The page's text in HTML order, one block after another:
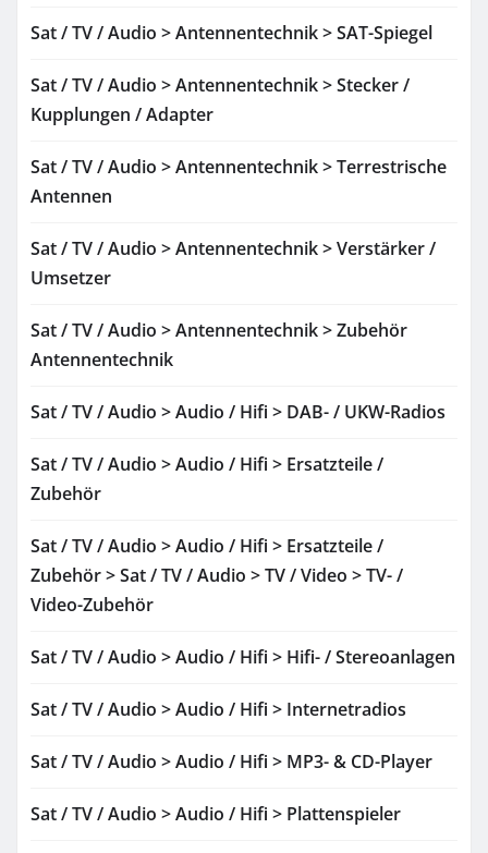
Sat / TV / Audio > Antennentechnik > SAT-Spiegel
Sat / TV / Audio > Antennentechnik > Stecker /
Kupplungen / Adapter
Sat / TV / Audio > Antennentechnik > Terrestrische
Antennen
Sat / TV / Audio > Antennentechnik > Verstärker /
Umsetzer
Sat / TV / Audio > Antennentechnik > Zubehör
Antennentechnik
Sat / TV / Audio > Audio / Hifi > DAB- / UKW-Radios
Sat / TV / Audio > Audio / Hifi > Ersatzteile /
Zubehör
Sat / TV / Audio > Audio / Hifi > Ersatzteile /
Zubehör > Sat / TV / Audio > TV / Video > TV- /
Video-Zubehör
Sat / TV / Audio > Audio / Hifi > Hifi- / Stereoanlagen
Sat / TV / Audio > Audio / Hifi > Internetradios
Sat / TV / Audio > Audio / Hifi > MP3- & CD-Player
Sat / TV / Audio > Audio / Hifi > Plattenspieler